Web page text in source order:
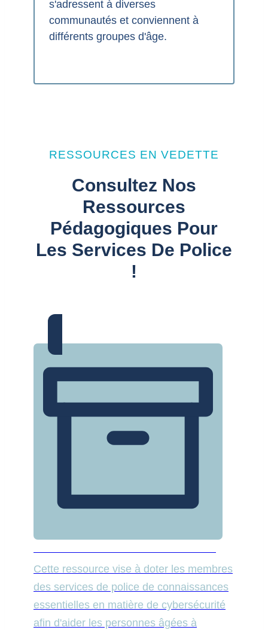
s'adressent à diverses
communautés et conviennent à
différents groupes d'âge.
RESSOURCES EN VEDETTE
Consultez Nos
Ressources
Pédagogiques Pour
Les Services De Police
!
Cette ressource vise à doter les membres
des services de police de connaissances
essentielles en matière de cybersécurité
afin d'aider les personnes âgées à